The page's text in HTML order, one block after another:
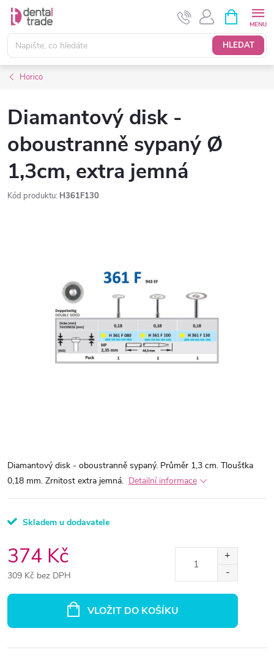
Přejít
obsah
HLEDAT
NÁKUPNÍ
KOŠÍK
Horico
Diamantový disk -
oboustranně sypaný Ø
1,3cm, extra jemná
Kód produktu: H361F130
Diamantový disk - oboustranně sypaný. Průměr 1,3 cm. Tloušťka
0,18 mm. Zrnitost extra jemná. Detailní informace
Skladem u dodavatele
374 Kč
309 Kč bez DPH
VLOŽIT DO KOŠÍKU